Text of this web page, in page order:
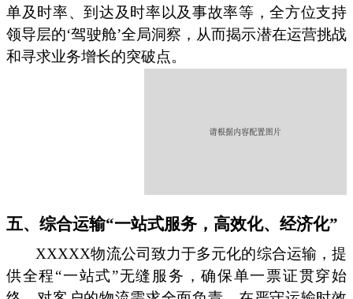
单及时率、到达及时率以及事故率等，全方位支持
领导层的‘驾驶舱’全局洞察，从而揭示潜在运营挑战
和寻求业务增长的突破点。
五、综合运输“一站式服务，高效化、经济化”
XXXXX物流公司致力于多元化的综合运输，提
供全程“一站式”无缝服务，确保单一票证贯穿始